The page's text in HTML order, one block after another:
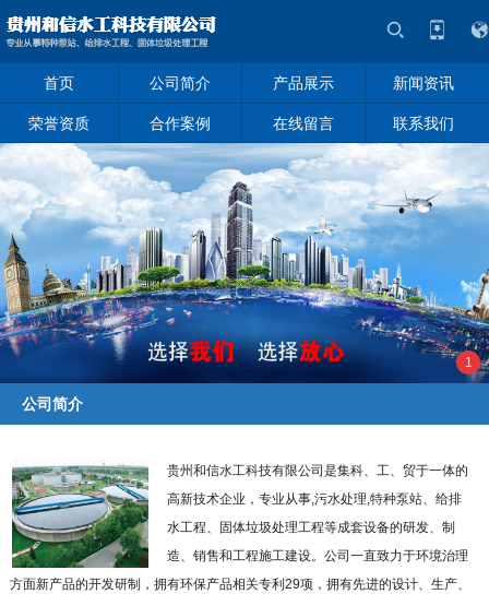
首页 公司简介 产品展示 新闻资讯
荣誉资质 合作案例 在线留言 联系我们
1
公司简介
贵州和信水工科技有限公司是集科、工、贸于一体的
高新技术企业，专业从事,污水处理,特种泵站、给排
水工程、固体垃圾处理工程等成套设备的研发、制
造、销售和工程施工建设。公司一直致力于环境治理
方面新产品的开发研制，拥有环保产品相关专利29项，拥有先进的设计、生产、